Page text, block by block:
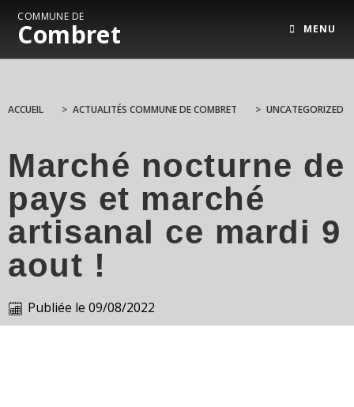
COMMUNE DE
Combret MENU
ACCUEIL > ACTUALITÉS COMMUNE DE COMBRET > UNCATEGORIZED
Marché nocturne de
pays et marché
artisanal ce mardi 9
aout !
Publiée le 09/08/2022